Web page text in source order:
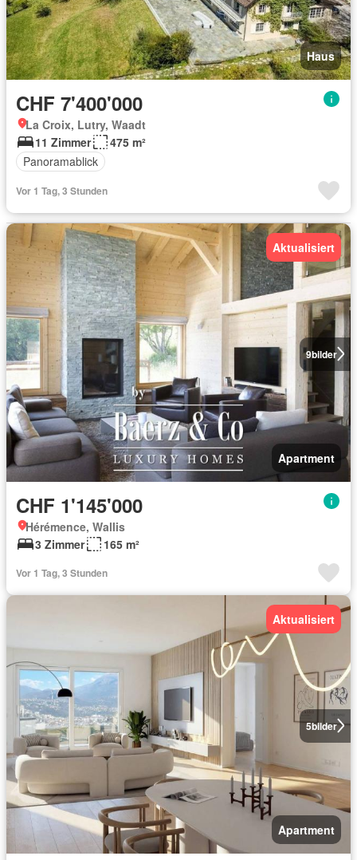
Haus
CHF 7'400'000
La Croix, Lutry, Waadt
11 Zimmer
475 m²
Panoramablick
Vor 1 Tag, 3 Stunden
9bilder
Aktualisiert
Apartment
CHF 1'145'000
Hérémence, Wallis
3 Zimmer
165 m²
Vor 1 Tag, 3 Stunden
5bilder
Aktualisiert
Apartment